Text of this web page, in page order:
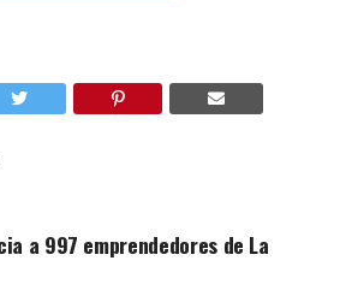
a 997 emprendedores de La